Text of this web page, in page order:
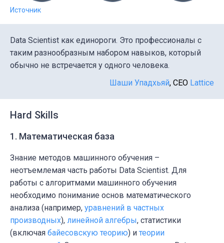
Источник
Data Scientist как единороги. Это профессионалы с
таким разнообразным набором навыков, который
обычно не встречается у одного человека.
Шаши Упадхьяй, CEO Lattice
Hard Skills
1. Математическая база
Знание методов машинного обучения –
неотъемлемая часть работы Data Scientist. Для
работы с алгоритмами машинного обучения
необходимо понимание основ математического
анализа (например, уравнений в частных
производных), линейной алгебры, статистики
(включая байесовскую теорию) и теории